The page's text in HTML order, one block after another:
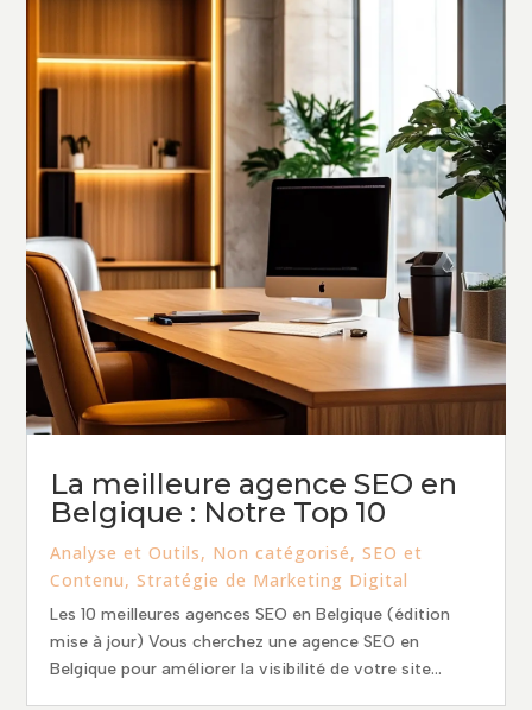
La meilleure agence SEO en
Belgique : Notre Top 10
Analyse et Outils, Non catégorisé,SEO et
Contenu,Stratégie de Marketing Digital
Les 10 meilleures agences SEO en Belgique (édition
mise à jour) Vous cherchez une agence SEO en
Belgique pour améliorer la visibilité de votre site...